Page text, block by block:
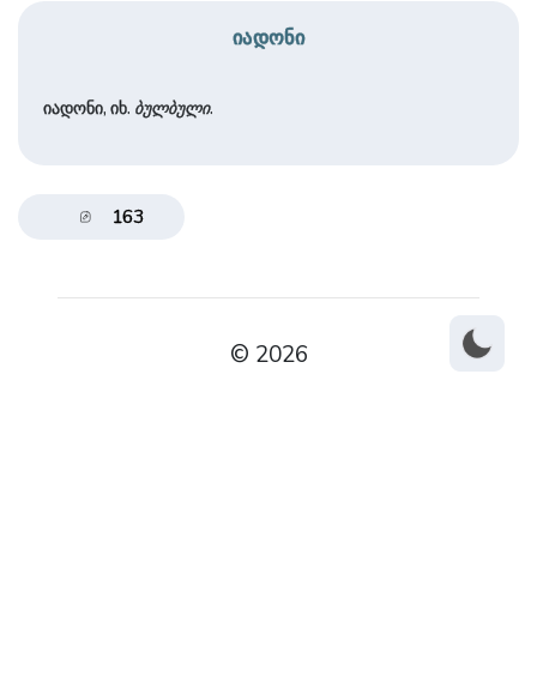
იადონი
იადონი, იხ. ბულბული.
163
© 2026